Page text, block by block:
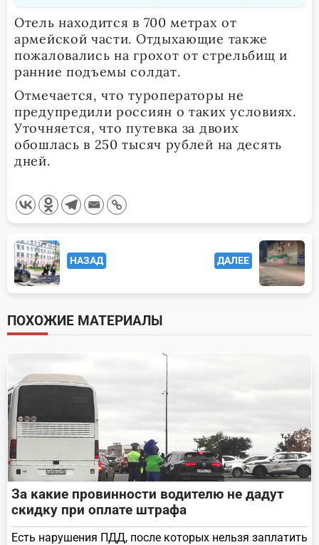
Отель находится в 700 метрах от
армейской части. Отдыхающие также
пожаловались на грохот от стрельбищ и
ранние подъемы солдат.
Отмечается, что туроператоры не
предупредили россиян о таких условиях.
Уточняется, что путевка за двоих
обошлась в 250 тысяч рублей на десять
дней.
<span
class="nav-
subtitle
screen-
reader-
text">Page</span>
НАЗАД ДАЛЕЕ
ПОХОЖИЕ МАТЕРИАЛЫ
За какие провинности водителю не дадут
скидку при оплате штрафа
Есть нарушения ПДД, после которых нельзя заплатить